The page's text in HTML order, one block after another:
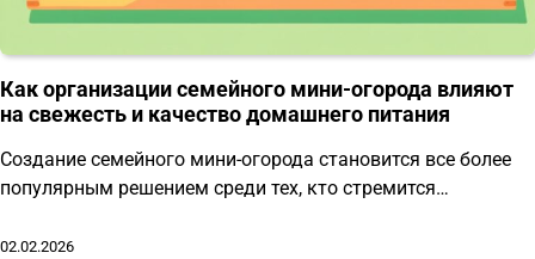
Как организации семейного мини-огорода влияют
на свежесть и качество домашнего питания
Создание семейного мини-огорода становится все более
популярным решением среди тех, кто стремится…
02.02.2026